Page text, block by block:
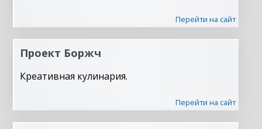
Перейти на сайт
Проект Боржч
Креативная кулинария.
Перейти на сайт